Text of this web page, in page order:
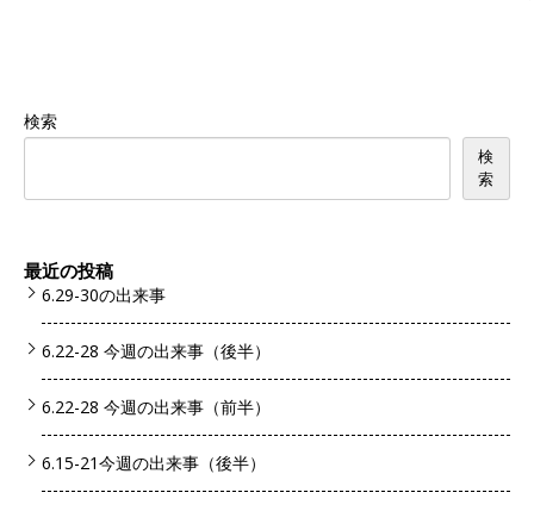
検索
検
索
最近の投稿
6.29-30の出来事
6.22-28 今週の出来事（後半）
6.22-28 今週の出来事（前半）
6.15-21今週の出来事（後半）